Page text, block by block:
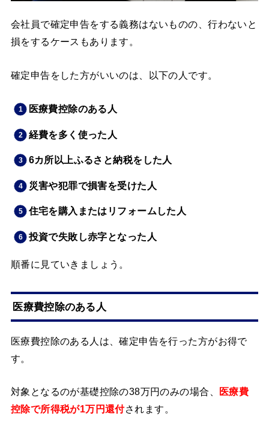
会社員で確定申告をする義務はないものの、行わないと
損をするケースもあります。
確定申告をした方がいいのは、以下の人です。
医療費控除のある人
経費を多く使った人
6カ所以上ふるさと納税をした人
災害や犯罪で損害を受けた人
住宅を購入またはリフォームした人
投資で失敗し赤字となった人
順番に見ていきましょう。
医療費控除のある人
医療費控除のある人は、確定申告を行った方がお得で
す。
対象となるのが基礎控除の38万円のみの場合、
医療費
控除で所得税が1万円還付されます。